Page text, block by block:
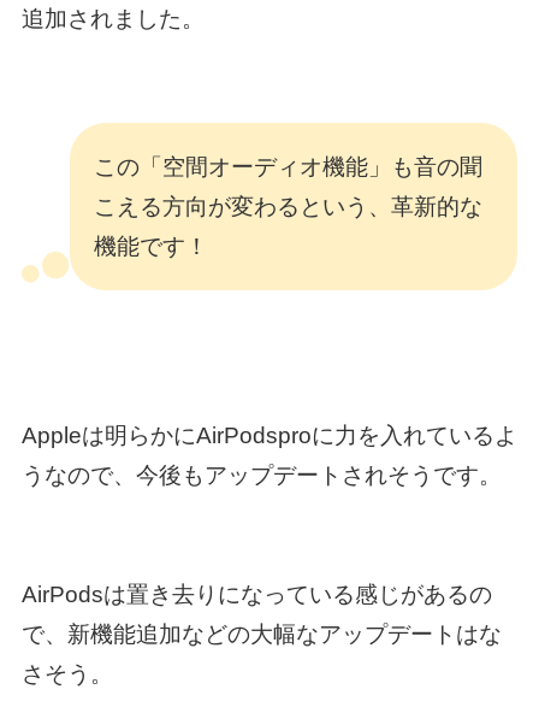
追加されました。
この「空間オーディオ機能」も音の聞
こえる方向が変わるという、革新的な
機能です！
Appleは明らかにAirPodsproに力を入れているよ
うなので、今後もアップデートされそうです。
AirPodsは置き去りになっている感じがあるの
で、新機能追加などの大幅なアップデートはな
さそう。